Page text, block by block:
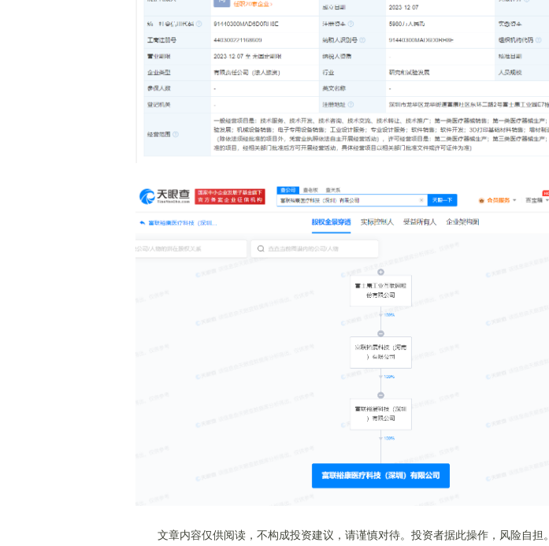
文章内容仅供阅读，不构成投资建议，请谨慎对待。投资者据此操作，风险自担。